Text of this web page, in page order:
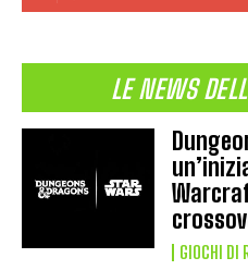
LE NEWS
GIOCHI DI